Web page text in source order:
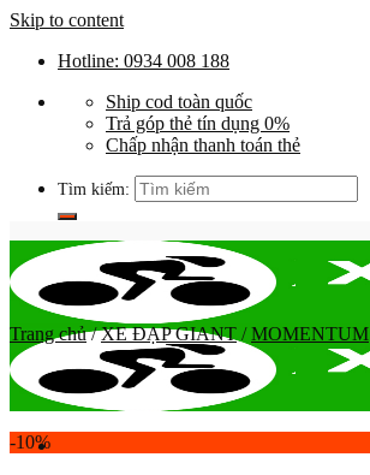
Skip to content
Hotline: 0934 008 188
Ship cod toàn quốc
Trả góp thẻ tín dụng 0%
Chấp nhận thanh toán thẻ
Tìm kiếm:
Trang chủ / XE ĐẠP GIANT / MOMENTUM
-10%